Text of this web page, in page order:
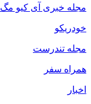
مجله خبری آی کیو مگ
خودریکو
مجله‌ تندرست
همراه سفر
اخبار